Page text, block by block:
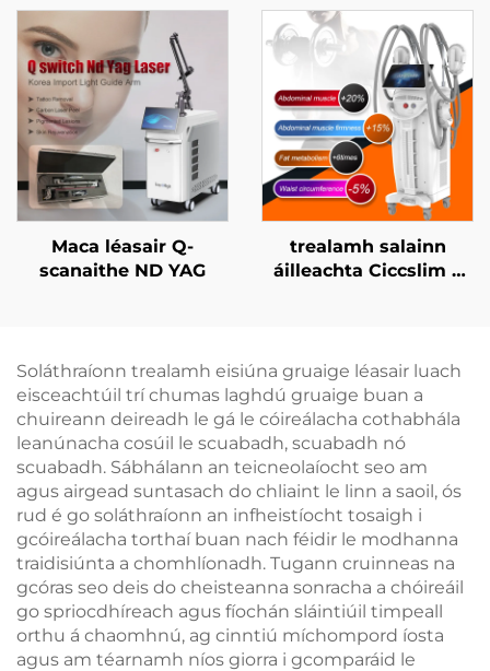
craiceann, le cruthú an
chorpais, agus le
haghaidh aois
théarmaí
ag an MDR, agus ag an
MDSAP, 600W, 1200W,
1800W, 3000W, 4 i 1, le
spásanna in ionadú,
755 nm, 808 nm, 940
nm, 1064 nm
Maca léasair Q-
scanaithe ND YAG
trealamh salainn
áilleachta Ciccslim 3
(EMS)
Soláthraíonn trealamh eisiúna gruaige léasair luach
eisceachtúil trí chumas laghdú gruaige buan a
chuireann deireadh le gá le cóireálacha cothabhála
leanúnacha cosúil le scuabadh, scuabadh nó
scuabadh. Sábhálann an teicneolaíocht seo am
agus airgead suntasach do chliaint le linn a saoil, ós
rud é go soláthraíonn an infheistíocht tosaigh i
gcóireálacha torthaí buan nach féidir le modhanna
traidisiúnta a chomhlíonadh. Tugann cruinneas na
gcóras seo deis do cheisteanna sonracha a chóireáil
go spriocdhíreach agus fíochán sláintiúil timpeall
orthu á chaomhnú, ag cinntiú míchompord íosta
agus am téarnamh níos giorra i gcomparáid le